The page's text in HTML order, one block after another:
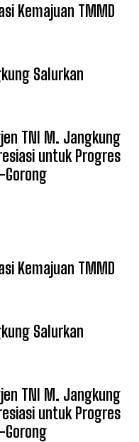
Kemajuan TMMD
Salurkan
TNI M. Jangkung
untuk Progres
Gorong
Kemajuan TMMD
Salurkan
TNI M. Jangkung
untuk Progres
Gorong